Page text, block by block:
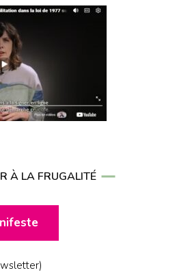
À LA FRUGALITÉ